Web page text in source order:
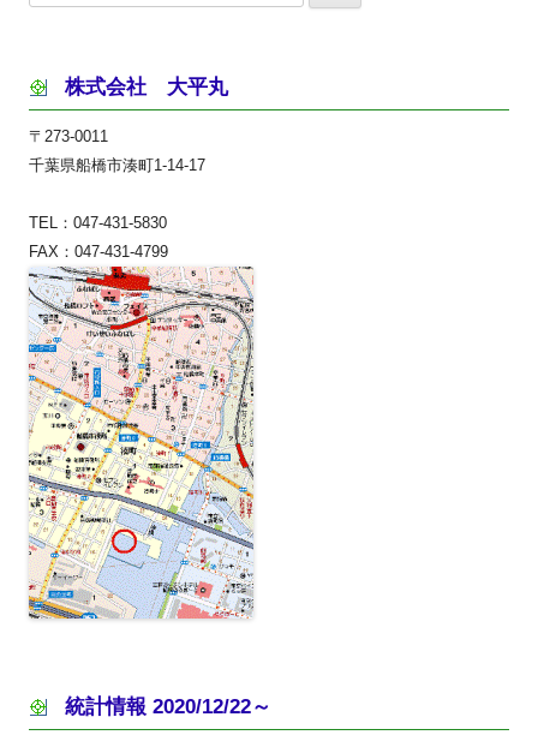
株式会社 大平丸
〒273-0011
千葉県船橋市湊町1-14-17
TEL：047-431-5830
FAX：047-431-4799
統計情報 2020/12/22～